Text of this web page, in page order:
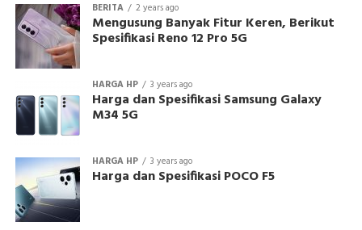
BERITA 2 years ago
Mengusung Banyak Fitur Keren, Berikut
Spesifikasi Reno 12 Pro 5G
HARGA HP 3 years ago
Harga dan Spesifikasi Samsung Galaxy
M34 5G
HARGA HP 3 years ago
Harga dan Spesifikasi POCO F5